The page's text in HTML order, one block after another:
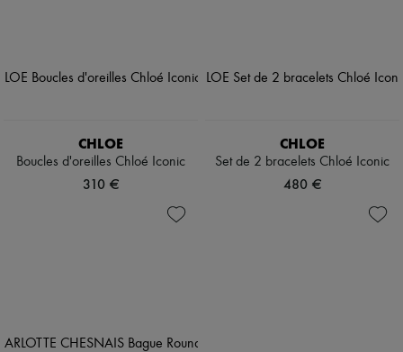
CHLOE
Boucles d'oreilles Chloé Iconic
310 €
CHLOE
Set de 2 bracelets Chloé Iconic
480 €